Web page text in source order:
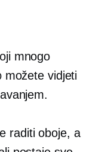
mnogo
možete vidjeti
raditi oboje, a